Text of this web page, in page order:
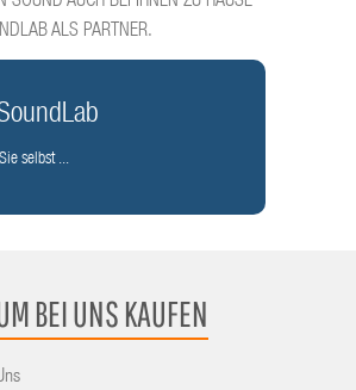
ALS PARTNER.
selbst ...
BEI UNS KAUFEN